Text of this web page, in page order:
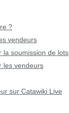
?
vendeurs
la soumission de lots
les vendeurs
sur Catawiki Live